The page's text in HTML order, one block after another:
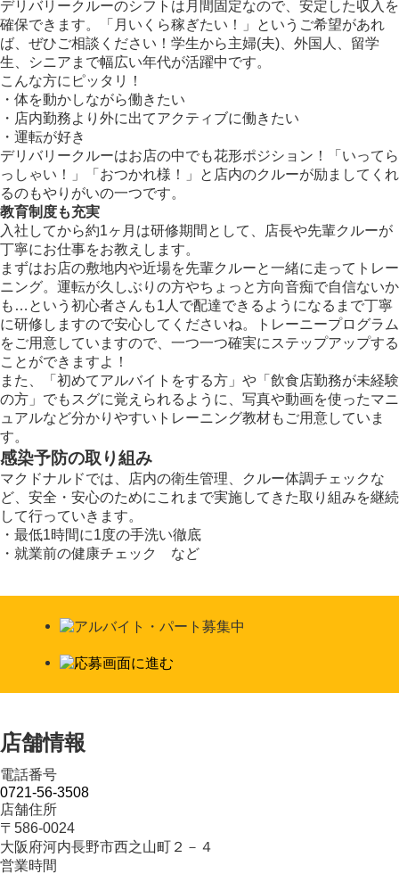
デリバリークルーのシフトは月間固定なので、安定した収入を
確保できます。「月いくら稼ぎたい！」というご希望があれ
ば、ぜひご相談ください！学生から主婦(夫)、外国人、留学
生、シニアまで幅広い年代が活躍中です。
こんな方にピッタリ！
・体を動かしながら働きたい
・店内勤務より外に出てアクティブに働きたい
・運転が好き
デリバリークルーはお店の中でも花形ポジション！「いってら
っしゃい！」「おつかれ様！」と店内のクルーが励ましてくれ
るのもやりがいの一つです。
教育制度も充実
入社してから約1ヶ月は研修期間として、店長や先輩クルーが
丁寧にお仕事をお教えします。
まずはお店の敷地内や近場を先輩クルーと一緒に走ってトレー
ニング。運転が久しぶりの方やちょっと方向音痴で自信ないか
も…という初心者さんも1人で配達できるようになるまで丁寧
に研修しますので安心してくださいね。トレーニープログラム
をご用意していますので、一つ一つ確実にステップアップする
ことができますよ！
また、「初めてアルバイトをする方」や「飲食店勤務が未経験
の方」でもスグに覚えられるように、写真や動画を使ったマニ
ュアルなど分かりやすいトレーニング教材もご用意していま
す。
感染予防の取り組み
マクドナルドでは、店内の衛生管理、クルー体調チェックな
ど、安全・安心のためにこれまで実施してきた取り組みを継続
して行っていきます。
・最低1時間に1度の手洗い徹底
・就業前の健康チェック など
店舗情報
電話番号
0721-56-3508
店舗住所
〒586-0024
大阪府河内長野市西之山町２－４
営業時間